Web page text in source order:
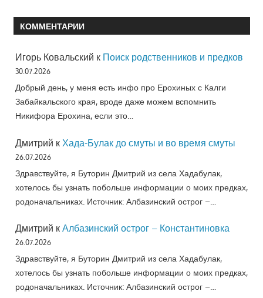
КОММЕНТАРИИ
Игорь Ковальский к Поиск родственников и предков
30.07.2026
Добрый день, у меня есть инфо про Ерохиных с Калги
Забайкальского края, вроде даже можем вспомнить
Никифора Ерохина, если это…
Дмитрий к Хада-Булак до смуты и во время смуты
26.07.2026
Здравствуйте, я Буторин Дмитрий из села Хадабулак,
хотелось бы узнать побольше информации о моих предках,
родоначальниках. Источник: Албазинский острог –…
Дмитрий к Албазинский острог – Константиновка
26.07.2026
Здравствуйте, я Буторин Дмитрий из села Хадабулак,
хотелось бы узнать побольше информации о моих предках,
родоначальниках. Источник: Албазинский острог –…